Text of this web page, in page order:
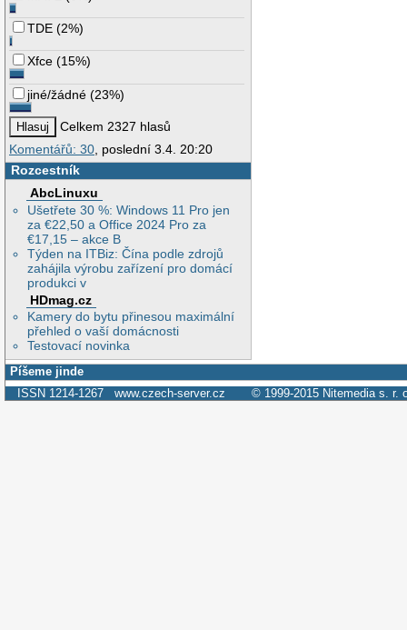
TDE (2%)
Xfce (15%)
jiné/žádné (23%)
Celkem 2327 hlasů
Komentářů: 30, poslední 3.4. 20:20
Rozcestník
AbcLinuxu
Ušetřete 30 %: Windows 11 Pro jen
za €22,50 a Office 2024 Pro za
€17,15 – akce B
Týden na ITBiz: Čína podle zdrojů
zahájila výrobu zařízení pro domácí
produkci v
HDmag.cz
Kamery do bytu přinesou maximální
přehled o vaší domácnosti
Testovací novinka
Píšeme jinde
ISSN 1214-1267 www.czech-server.cz © 1999-2015 Nitemedia s. r.